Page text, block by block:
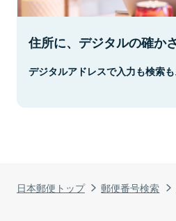
日本郵便トップ 郵便番号検索
住所に、デジタルの確かさ
デジタルアドレスで入力も検索も